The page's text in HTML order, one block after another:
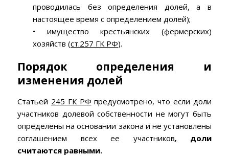
проводилась без определения долей, а в
настоящее время с определением долей);
• имущество крестьянских (фермерских)
хозяйств (ст.257 ГК РФ).
Порядок определения и
изменения долей
Статьей 245 ГК РФ предусмотрено, что если доли
участников долевой собственности не могут быть
определены на основании закона и не установлены
соглашением всех ее участников, доли
считаются равными.